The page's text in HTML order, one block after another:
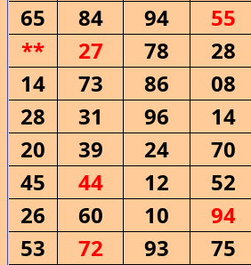
65
84 94 55
**
27 78 28
14
73 86 08
28
31 96 14
20
39 24 70
45
44 12 52
26
60 10 94
53
72 93 75